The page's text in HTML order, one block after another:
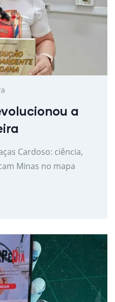
a
Cardoso: ciência,
Minas no mapa